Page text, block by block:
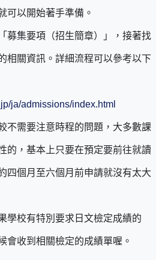
可以開始著手準備。
募集要項（招生簡章）」，接著找
相關資訊。詳細流程可以參考以下
ja/admissions/index.html
不需要注意時程的問題，大多數課
的，基本上只要在預定要前往就讀
四個月至六個月前申請就沒有太大
學校有特別要求日文檢定成績的
會收到相關檢定的成績單喔。